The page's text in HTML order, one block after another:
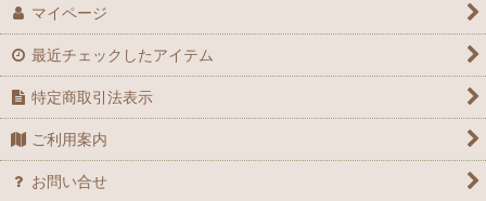
マイページ
最近チェックしたアイテム
特定商取引法表示
ご利用案内
お問い合せ